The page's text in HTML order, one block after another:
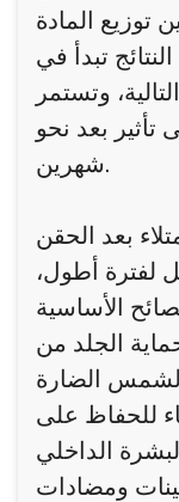
توزيع المادة
تبدأ في
وتستمر
بعد نحو
شهرين.
بعد الحقن
لفترة أطول،
الجلد من
للحفاظ على
ومضادات